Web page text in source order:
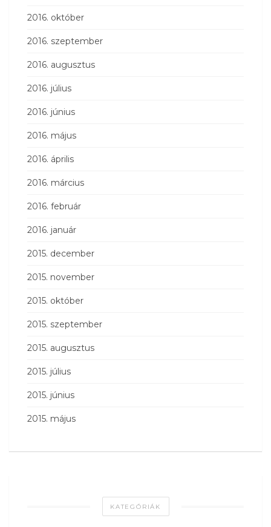
2016. október
2016. szeptember
2016. augusztus
2016. július
2016. június
2016. május
2016. április
2016. március
2016. február
2016. január
2015. december
2015. november
2015. október
2015. szeptember
2015. augusztus
2015. július
2015. június
2015. május
KATEGÓRIÁK